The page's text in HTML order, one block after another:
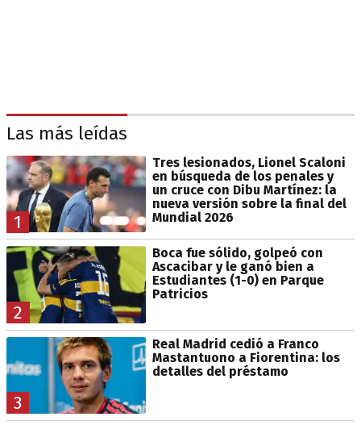
Las más leídas
1
Tres lesionados, Lionel Scaloni
en búsqueda de los penales y
un cruce con Dibu Martínez: la
nueva versión sobre la final del
Mundial 2026
2
Boca fue sólido, golpeó con
Ascacibar y le ganó bien a
Estudiantes (1-0) en Parque
Patricios
3
Real Madrid cedió a Franco
Mastantuono a Fiorentina: los
detalles del préstamo